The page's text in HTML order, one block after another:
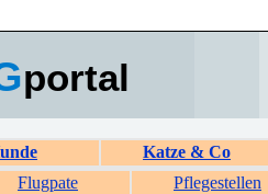
portal
Katze & Co
Flugpate Pflegestellen